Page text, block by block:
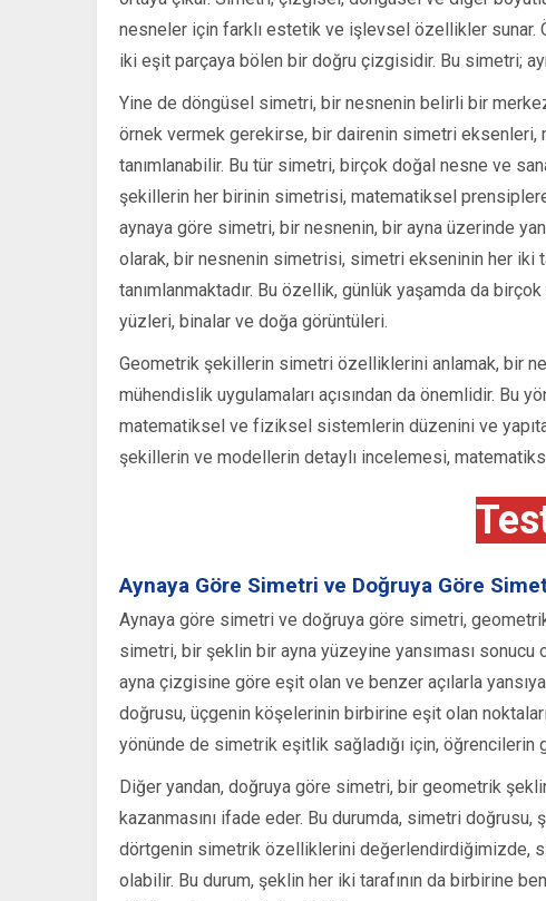
nesneler için farklı estetik ve işlevsel özellikler
iki eşit parçaya bölen bir doğru çizgisidir. Bu simetri;
Yine de döngüsel simetri, bir nesnenin belirli bir
örnek vermek gerekirse, bir dairenin simetri eksenleri,
tanımlanabilir. Bu tür simetri, birçok doğal nesne ve
şekillerin her birinin simetrisi, matematiksel
aynaya göre simetri, bir nesnenin, bir ayna üzerinde
olarak, bir nesnenin simetrisi, simetri ekseninin her iki
tanımlanmaktadır. Bu özellik, günlük yaşamda da
yüzleri, binalar ve doğa görüntüleri.
Geometrik şekillerin simetri özelliklerini anlamak, bir
mühendislik uygulamaları açısından da önemlidir. Bu
matematiksel ve fiziksel sistemlerin düzenini ve
şekillerin ve modellerin detaylı incelemesi,
Aynaya Göre Simetri ve Doğruya Göre
Aynaya göre simetri ve doğruya göre simetri,
simetri, bir şeklin bir ayna yüzeyine yansıması
ayna çizgisine göre eşit olan ve benzer açılarla
doğrusu, üçgenin köşelerinin birbirine eşit olan
yönünde de simetrik eşitlik sağladığı için, öğrencilerin
Diğer yandan, doğruya göre simetri, bir geometrik
kazanmasını ifade eder. Bu durumda, simetri
dörtgenin simetrik özelliklerini değerlendirdiğimizde,
olabilir. Bu durum, şeklin her iki tarafının da birbirine